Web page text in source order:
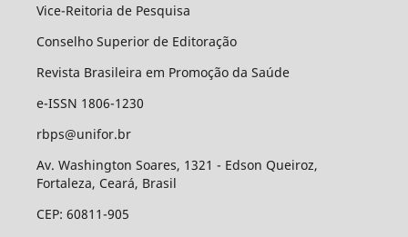
Vice-Reitoria de Pesquisa
Conselho Superior de Editoração
Revista Brasileira em Promoção da Saúde
e-ISSN 1806-1230
rbps@unifor.br
Av. Washington Soares, 1321 - Edson Queiroz,
Fortaleza, Ceará, Brasil
CEP: 60811-905